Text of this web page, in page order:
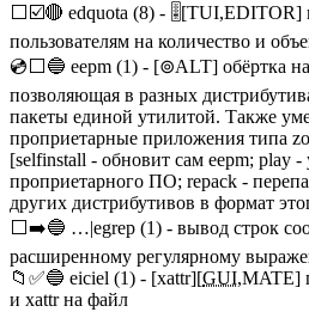
⬜☑️🔴 edquota (8) - 🎚️[TUI,EDITOR]
пользователям на количество и
💿⬜🔵 eepm (1) - [⊚ALT] обёртка
позволяющая в разных
пакеты единой утилитой. Также
проприетарные приложения типа
[selfinstall - обновит сам eepm; play -
проприетарного ПО; repack -
других дистрибутивов в формат
⬜➡️🔵 …|egrep (1) - вывод строк
расширенному регулярному
📁✅🔵 eiciel (1) - [xattr][GUI,MATE]
и xattr на файл